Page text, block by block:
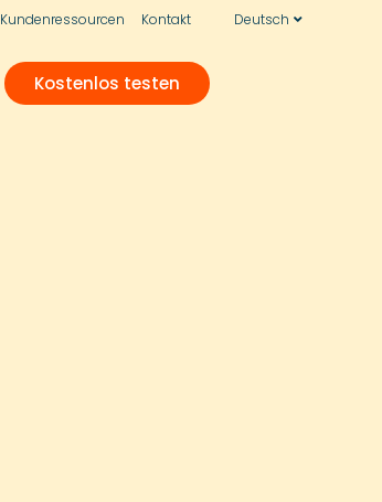
Kundenressourcen Kontakt Deutsch
Kostenlos testen